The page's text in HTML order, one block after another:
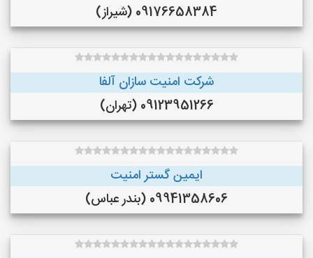
09176658384 (شیراز)
شرکت امنیت سازان آلفا
09123951266 (تهران)
ایمین گستر امنیت
09941358606 (بندر عباس)